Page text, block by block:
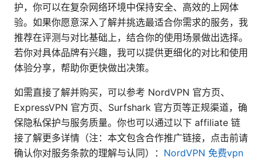
护，你可以在复杂网络环境中保持安全、高效的上网体
验。如果你愿意深入了解并挑选最适合你需求的服务，我
推荐在评测与对比基础上，结合你的使用场景做出选择。
若你对具体品牌有兴趣，我可以提供更细化的对比和使用
体验分享，帮助你更快做出决策。
如需直接了解并购买，可以参考 NordVPN 官方页、
ExpressVPN 官方页、Surfshark 官方页等正规渠道，确
保隐私保护与服务质量。你也可以通过以下 affiliate 链
接了解更多详情（注：本文包含合作推广链接，点击前请
确认你对服务条款的理解与认同）： NordVPN 免费vpn